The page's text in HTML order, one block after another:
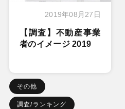
2019年08月27日
【調査】不動産事業
者のイメージ 2019
その他
調査/ランキング